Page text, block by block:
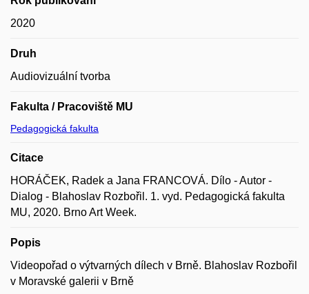
2020
Druh
Audiovizuální tvorba
Fakulta / Pracoviště MU
Pedagogická fakulta
Citace
HORÁČEK, Radek a Jana FRANCOVÁ. Dílo - Autor -
Dialog - Blahoslav Rozbořil. 1. vyd. Pedagogická fakulta
MU, 2020. Brno Art Week.
Popis
Videopořad o výtvarných dílech v Brně. Blahoslav Rozbořil
v Moravské galerii v Brně